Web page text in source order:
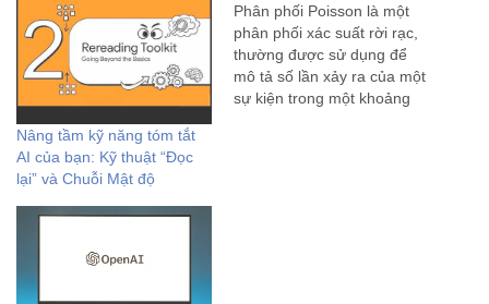
Nâng tầm kỹ năng tóm tắt
AI của bạn: Kỹ thuật “Đọc
lại” và Chuỗi Mật độ
Phân phối Poisson là một
phân phối xác suất rời rạc,
thường được sử dụng để
mô tả số lần xảy ra của một
sự kiện trong một khoảng